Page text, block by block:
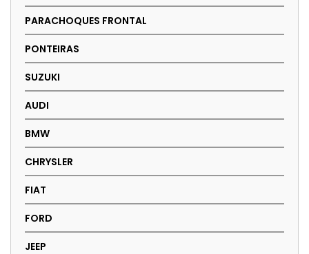
PARACHOQUES FRONTAL
PONTEIRAS
SUZUKI
AUDI
BMW
CHRYSLER
FIAT
FORD
JEEP